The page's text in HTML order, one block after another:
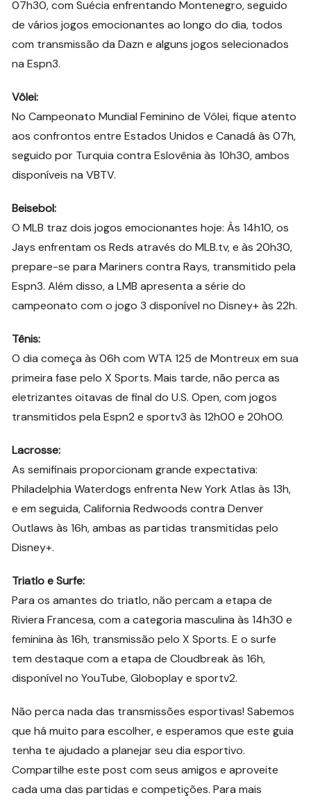
07h30, com Suécia enfrentando Montenegro, seguido
de vários jogos emocionantes ao longo do dia, todos
com transmissão da Dazn e alguns jogos selecionados
na Espn3.
Vôlei:
No Campeonato Mundial Feminino de Vôlei, fique atento
aos confrontos entre Estados Unidos e Canadá às 07h,
seguido por Turquia contra Eslovênia às 10h30, ambos
disponíveis na VBTV.
Beisebol:
O MLB traz dois jogos emocionantes hoje: Às 14h10, os
Jays enfrentam os Reds através do MLB.tv, e às 20h30,
prepare-se para Mariners contra Rays, transmitido pela
Espn3. Além disso, a LMB apresenta a série do
campeonato com o jogo 3 disponível no Disney+ às 22h.
Tênis:
O dia começa às 06h com WTA 125 de Montreux em sua
primeira fase pelo X Sports. Mais tarde, não perca as
eletrizantes oitavas de final do U.S. Open, com jogos
transmitidos pela Espn2 e sportv3 às 12h00 e 20h00.
Lacrosse:
As semifinais proporcionam grande expectativa:
Philadelphia Waterdogs enfrenta New York Atlas às 13h,
e em seguida, California Redwoods contra Denver
Outlaws às 16h, ambas as partidas transmitidas pelo
Disney+.
Triatlo e Surfe:
Para os amantes do triatlo, não percam a etapa de
Riviera Francesa, com a categoria masculina às 14h30 e
feminina às 16h, transmissão pelo X Sports. E o surfe
tem destaque com a etapa de Cloudbreak às 16h,
disponível no YouTube, Globoplay e sportv2.
Não perca nada das transmissões esportivas! Sabemos
que há muito para escolher, e esperamos que este guia
tenha te ajudado a planejar seu dia esportivo.
Compartilhe este post com seus amigos e aproveite
cada uma das partidas e competições. Para mais